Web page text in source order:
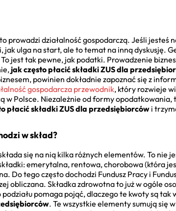
prowadzi działalność gospodarczą. Jeśli jesteś
ulga na start, ale to temat na inną dyskusję.
jest tak pewne, jak podatki. Prowadzenie
jak często płacić składki ZUS dla
powinien dokładnie zapoznać się z
gospodarcza przewodnik, który rozwieje
w Polsce. Niezależnie od formy
płacić składki ZUS dla przedsiębiorców i
w skład?
się na nią kilka różnych elementów. To nie
emerytalna, rentowa, chorobowa (która
Do tego często dochodzi Fundusz Pracy i
obliczana. Składka zdrowotna to już w ogóle
pomaga pojąć, dlaczego te kwoty są tak
. Te wszystkie elementy sumują się